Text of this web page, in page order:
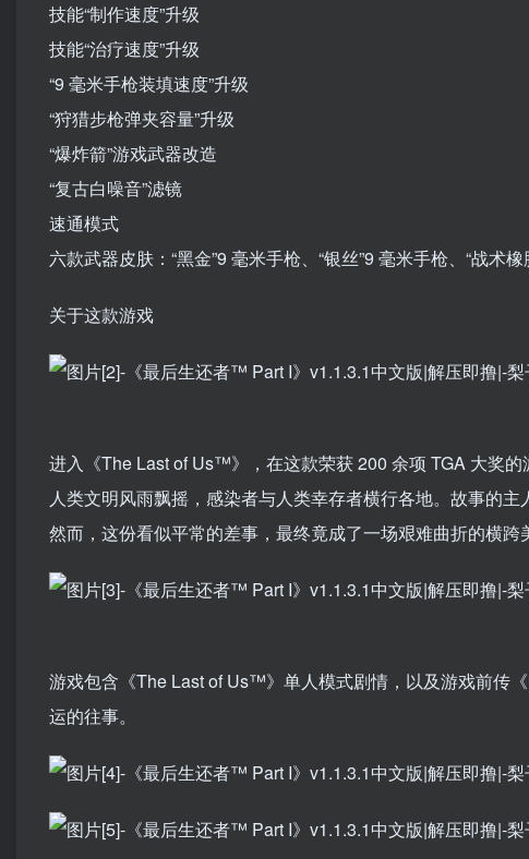
技能“制作速度”升级
技能“治疗速度”升级
“9 毫米手枪装填速度”升级
“狩猎步枪弹夹容量”升级
“爆炸箭”游戏武器改造
“复古白噪音”滤镜
速通模式
六款武器皮肤：“黑金”9 毫米手枪、“银丝”9 毫米手枪、“战术橡
关于这款游戏
进入《The Last of Us™》，在这款荣获 200 余项 TGA 大奖
人类文明风雨飘摇，感染者与人类幸存者横行各地。故事的主
然而，这份看似平常的差事，最终竟成了一场艰难曲折的横跨
游戏包含《The Last of Us™》单人模式剧情，以及游戏前传
运的往事。